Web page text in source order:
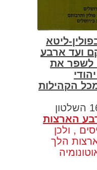
ליטא
ועד ארבע
לשפר את
הקהילות
לקראת סוף המאה ה16 השלטון
הארצות
, ולכן
הלך